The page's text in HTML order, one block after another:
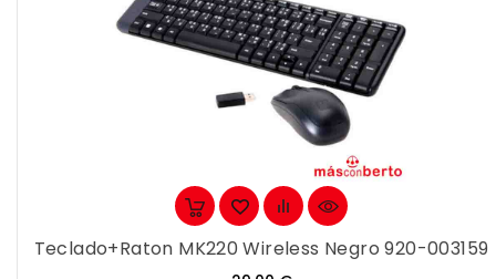
Teclado+Raton MK220 Wireless Negro 920-003159